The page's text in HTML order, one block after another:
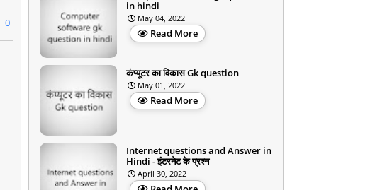
0
in hindi
May 04, 2022
Read More
कंप्यूटर का विकास Gk question
May 01, 2022
Read More
Internet questions and Answer in
Hindi - इंटरनेट के प्रश्न
April 30, 2022